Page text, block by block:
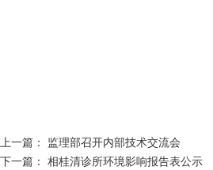
上一篇： 监理部召开内部技术交流会
下一篇： 相桂清诊所环境影响报告表公示